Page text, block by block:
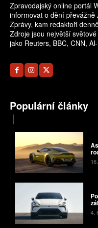
Zpravodajský online portál
informovat o dění
Zprávy, kam redaktoři
Zdroje jsou největší
jako Reuters, BBC, CNN,
Populární články
4.